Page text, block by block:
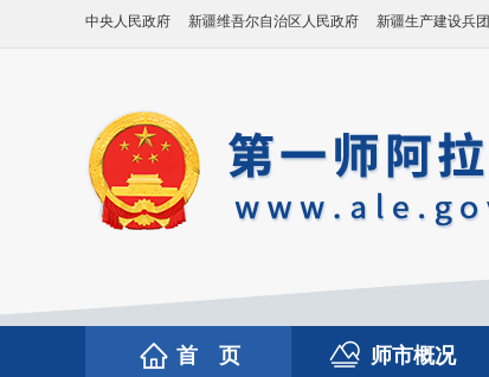
中央人民政府 新疆维吾尔自治区人民政府 新疆生产建设兵团
首 页 师市概况